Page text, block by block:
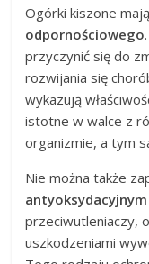
Ogórki kiszone
odpornościowego
przyczynić się do
rozwijania się
wykazują
istotne w walce z
organizmie, a tym
Nie można także
antyoksydacyjnym
przeciwutleniaczy,
uszkodzeniami